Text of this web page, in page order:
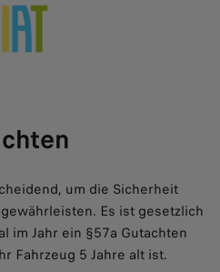
um die Sicherheit
Es ist gesetzlich
im Jahr ein §57a Gutachten
Fahrzeug 5 Jahre alt ist.